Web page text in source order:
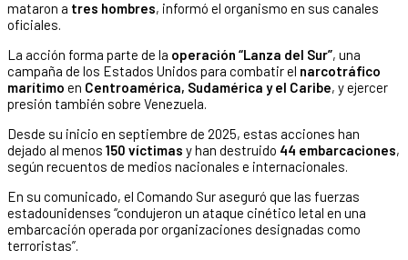
mataron a tres hombres, informó el organismo en sus canales
oficiales.
La acción forma parte de la operación “Lanza del Sur”, una
campaña de los Estados Unidos para combatir el narcotráfico
marítimo en Centroamérica, Sudamérica y el Caribe, y ejercer
presión también sobre Venezuela.
Desde su inicio en septiembre de 2025, estas acciones han
dejado al menos 150 víctimas y han destruido 44 embarcaciones,
según recuentos de medios nacionales e internacionales.
En su comunicado, el Comando Sur aseguró que las fuerzas
estadounidenses “condujeron un ataque cinético letal en una
embarcación operada por organizaciones designadas como
terroristas”.